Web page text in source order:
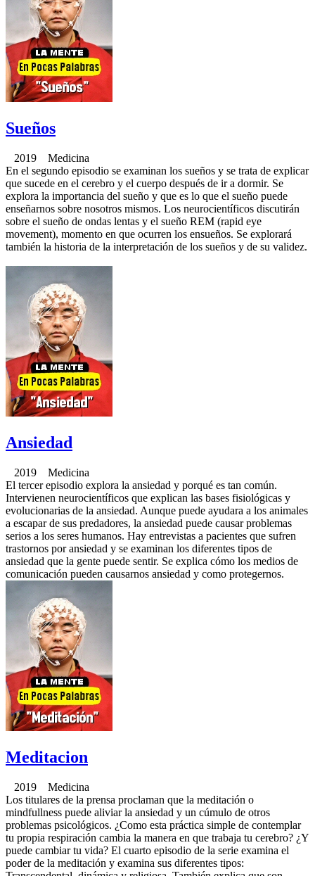
Sueños
2019 Medicina
En el segundo episodio se examinan los sueños y se trata de explicar
que sucede en el cerebro y el cuerpo después de ir a dormir. Se
explora la importancia del sueño y que es lo que el sueño puede
enseñarnos sobre nosotros mismos. Los neurocientíficos discutirán
sobre el sueño de ondas lentas y el sueño REM (rapid eye
movement), momento en que ocurren los ensueños. Se explorará
también la historia de la interpretación de los sueños y de su validez.
Ansiedad
2019 Medicina
El tercer episodio explora la ansiedad y porqué es tan común.
Intervienen neurocientíficos que explican las bases fisiológicas y
evolucionarias de la ansiedad. Aunque puede ayudara a los animales
a escapar de sus predadores, la ansiedad puede causar problemas
serios a los seres humanos. Hay entrevistas a pacientes que sufren
trastornos por ansiedad y se examinan los diferentes tipos de
ansiedad que la gente puede sentir. Se explica cómo los medios de
comunicación pueden causarnos ansiedad y como protegernos.
Meditacion
2019 Medicina
Los titulares de la prensa proclaman que la meditación o
mindfullness puede aliviar la ansiedad y un cúmulo de otros
problemas psicológicos. ¿Como esta práctica simple de contemplar
tu propia respiración cambia la manera en que trabaja tu cerebro? ¿Y
puede cambiar tu vida? El cuarto episodio de la serie examina el
poder de la meditación y examina sus diferentes tipos: